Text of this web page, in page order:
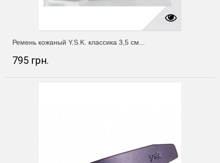
Ремень кожаный Y.S.K. классика 3,5 см...
795 грн.